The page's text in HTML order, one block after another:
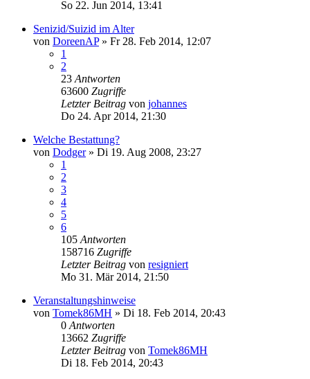
So 22. Jun 2014, 13:41
Senizid/Suizid im Alter
von DoreenAP» Fr 28. Feb 2014, 12:07
1
2
23 Antworten
63600 Zugriffe
Letzter Beitrag von johannes
Do 24. Apr 2014, 21:30
Welche Bestattung?
von Dodger» Di 19. Aug 2008, 23:27
1
2
3
4
5
6
105 Antworten
158716 Zugriffe
Letzter Beitrag von resigniert
Mo 31. Mär 2014, 21:50
Veranstaltungshinweise
von Tomek86MH » Di 18. Feb 2014, 20:43
0 Antworten
13662 Zugriffe
Letzter Beitrag von Tomek86MH
Di 18. Feb 2014, 20:43